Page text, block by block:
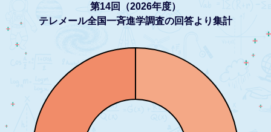
第14回（2026年度）
テレメール全国一斉進学調査の回答より集計